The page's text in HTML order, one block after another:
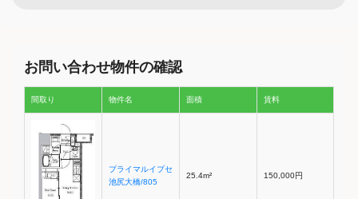
お問い合わせ物件の確認
間取り 物件名 面積 賃料
プライマルイプセ
池尻大橋/805
25.4m² 150,000円